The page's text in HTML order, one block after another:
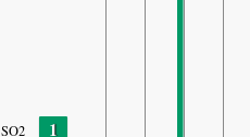
SO2 1